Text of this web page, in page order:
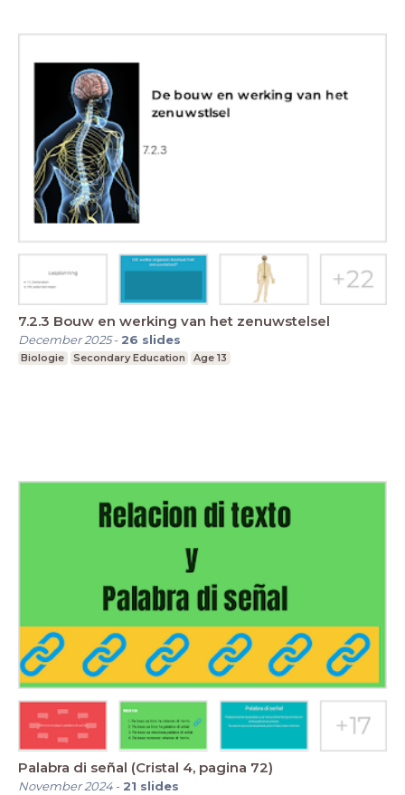
7.2.3 Bouw en werking van het zenuwstelsel
December 2025- 26 slides
Biologie Secondary Education Age 13
Palabra di señal (Cristal 4, pagina 72)
November 2024- 21 slides